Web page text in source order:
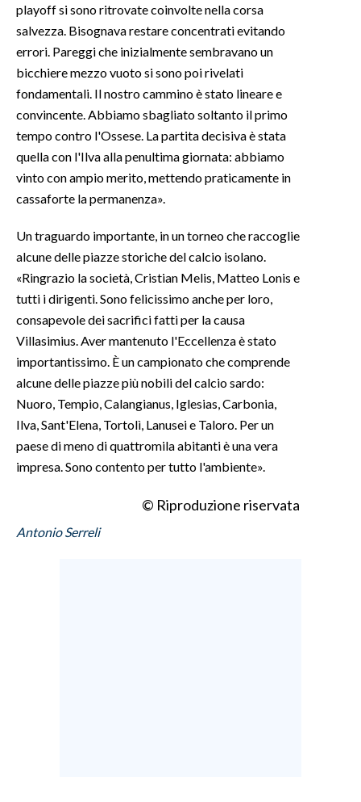
playoff si sono ritrovate coinvolte nella corsa
salvezza. Bisognava restare concentrati evitando
errori. Pareggi che inizialmente sembravano un
bicchiere mezzo vuoto si sono poi rivelati
fondamentali. Il nostro cammino è stato lineare e
convincente. Abbiamo sbagliato soltanto il primo
tempo contro l'Ossese. La partita decisiva è stata
quella con l'Ilva alla penultima giornata: abbiamo
vinto con ampio merito, mettendo praticamente in
cassaforte la permanenza».
Un traguardo importante, in un torneo che raccoglie
alcune delle piazze storiche del calcio isolano.
«Ringrazio la società, Cristian Melis, Matteo Lonis e
tutti i dirigenti. Sono felicissimo anche per loro,
consapevole dei sacrifici fatti per la causa
Villasimius. Aver mantenuto l'Eccellenza è stato
importantissimo. È un campionato che comprende
alcune delle piazze più nobili del calcio sardo:
Nuoro, Tempio, Calangianus, Iglesias, Carbonia,
Ilva, Sant'Elena, Tortolì, Lanusei e Taloro. Per un
paese di meno di quattromila abitanti è una vera
impresa. Sono contento per tutto l'ambiente».
© Riproduzione riservata
Antonio Serreli